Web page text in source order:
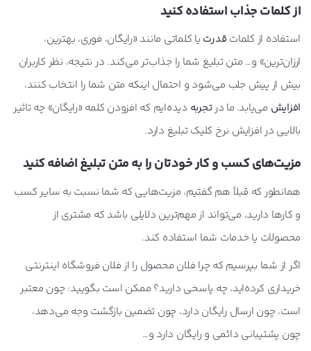
از کلمات جذاب استفاده کنید
استفاده از کلمات قدرت یا کلماتی مانند «رایگان، فوری، بهترین،
ارزان‌ترین» و… متن تبلیغ شما را جذاب‌تر می‌کند. در نتیجه، نظر کاربران
بیش از پیش جلب می‌شود و احتمال اینکه متن شما را انتخاب کنند،
افزایش می‌یابد. ما درتجربه دیده‌ایم که افزودن کلمه «رایگان» چه تاثیر
بالایی در افزایش نرخ کلیک تبلیغ دارد.
مزیت‌های کسب و کار خودتان را به متن تبلیغ اضافه کنید
همانطور که قبلاً هم گفتیم، مزیت‌هایی که شما نسبت به سایر کسب
و کارها دارید، می‌تواند از مهم‌ترین دلایلی باشد که مشتری از
محصولات یا خدمات شما استفاده کند.
اگر از شما بپرسیم که چرا فلان محصول را از فلان فروشگاه اینترنتی
خریداری کرده‌اید، چه پاسخی دارید؟ ممکن است بگویید: چون معتبر
است، چون ارسال رایگان دارد، چون تضمین بازگشت وجه می‌دهد،
چون پشتیبانی دائمی و رایگان دارد و…